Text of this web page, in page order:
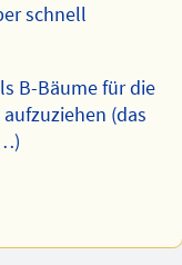
schnell
B-Bäume für die
(das